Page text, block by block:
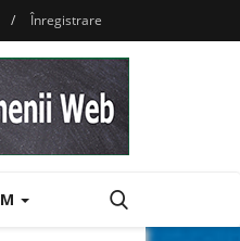
/ Înregistrare